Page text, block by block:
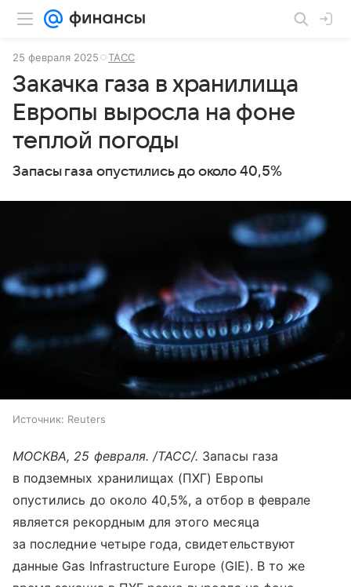
25 февраля 2025 ТАСС
Закачка газа в хранилища
Европы выросла на фоне
теплой погоды
Запасы газа опустились до около 40,5%
Источник: Reuters
МОСКВА, 25 февраля. /ТАСС/. Запасы газа
в подземных хранилищах (ПХГ) Европы
опустились до около 40,5%, а отбор в феврале
является рекордным для этого месяца
за последние четыре года, свидетельствуют
данные Gas Infrastructure Europe (GIE). В то же